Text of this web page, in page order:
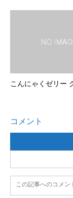
こんにゃくゼリー
コメント
この記事へのコメン